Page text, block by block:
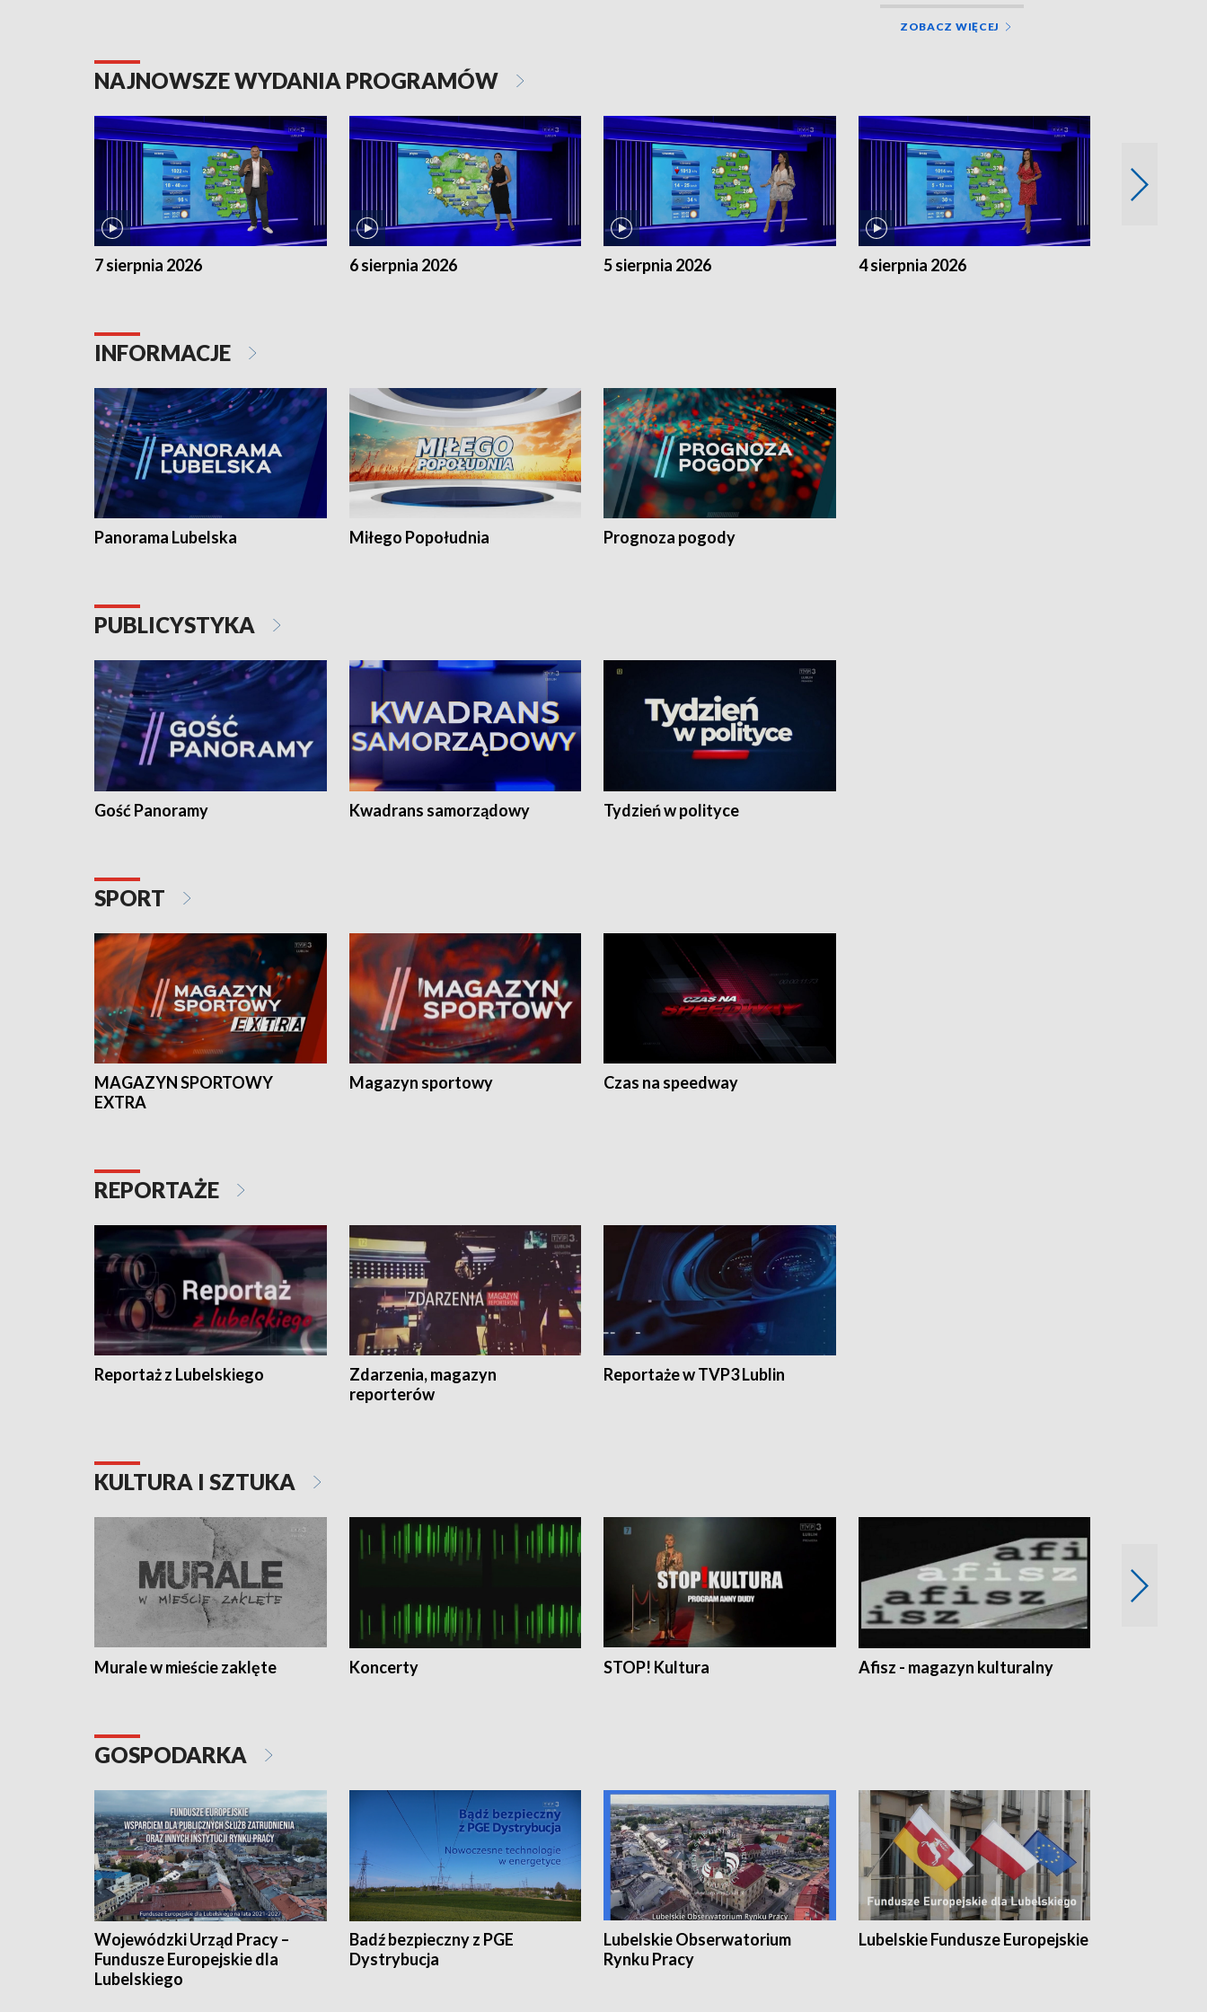
ZOBACZ WIĘCEJ
NAJNOWSZE WYDANIA PROGRAMÓW
7 sierpnia 2026 6 sierpnia 2026 5 sierpnia 2026 4 sierpnia 2026
INFORMACJE
Panorama Lubelska Miłego Popołudnia Prognoza pogody
PUBLICYSTYKA
Gość Panoramy Kwadrans samorządowy Tydzień w polityce
SPORT
MAGAZYN SPORTOWY
EXTRA
Magazyn sportowy Czas na speedway
REPORTAŻE
Reportaż z Lubelskiego
Zdarzenia, magazyn
reporterów
Reportaże w TVP3 Lublin
KULTURA I SZTUKA
Murale w mieście zaklęte Koncerty STOP! Kultura Afisz - magazyn kulturalny
GOSPODARKA
Wojewódzki Urząd Pracy –
Fundusze Europejskie dla
Lubelskiego
Badź bezpieczny z PGE
Dystrybucja
Lubelskie Obserwatorium
Rynku Pracy
Lubelskie Fundusze Europejskie